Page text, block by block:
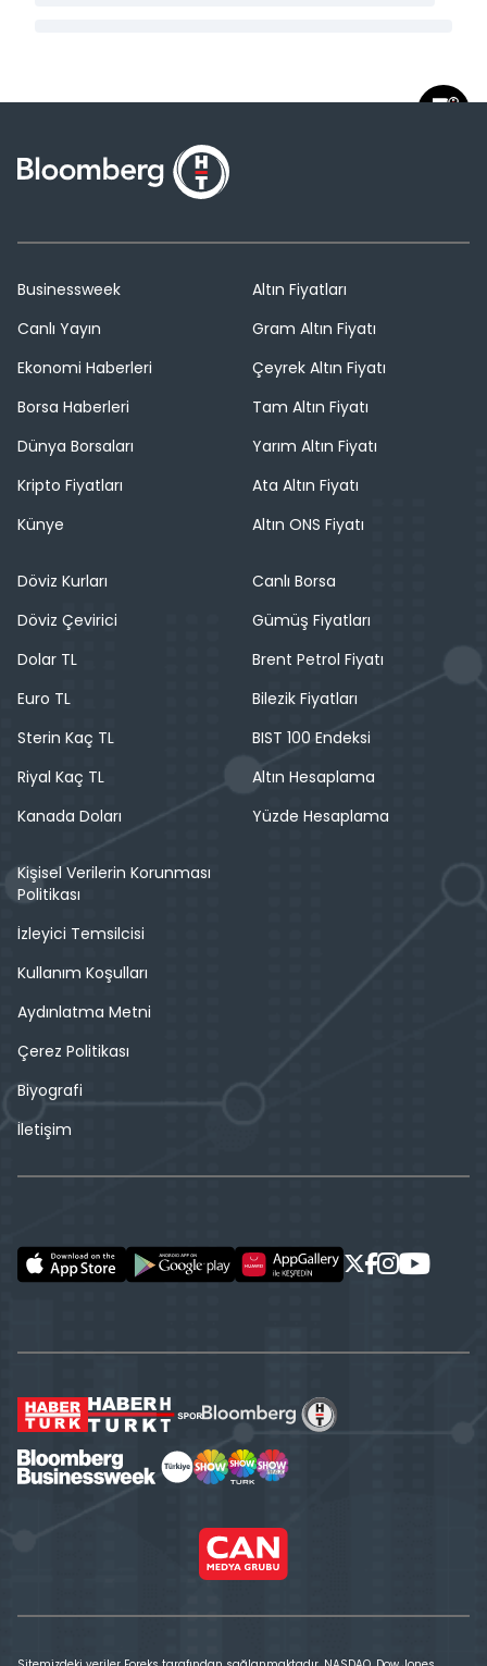
Businessweek
Canlı Yayın
Ekonomi Haberleri
Borsa Haberleri
Dünya Borsaları
Kripto Fiyatları
Künye
Altın Fiyatları
Gram Altın Fiyatı
Çeyrek Altın Fiyatı
Tam Altın Fiyatı
Yarım Altın Fiyatı
Ata Altın Fiyatı
Altın ONS Fiyatı
Döviz Kurları
Döviz Çevirici
Dolar TL
Euro TL
Sterin Kaç TL
Riyal Kaç TL
Kanada Doları
Canlı Borsa
Gümüş Fiyatları
Brent Petrol Fiyatı
Bilezik Fiyatları
BIST 100 Endeksi
Altın Hesaplama
Yüzde Hesaplama
Kişisel Verilerin Korunması
Politikası
İzleyici Temsilcisi
Kullanım Koşulları
Aydınlatma Metni
Çerez Politikası
Biyografi
İletişim